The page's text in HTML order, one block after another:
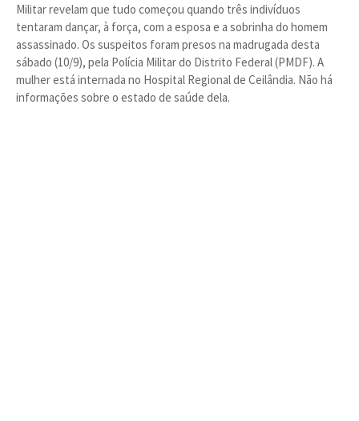
Militar revelam que tudo começou quando três indivíduos
tentaram dançar, à força, com a esposa e a sobrinha do homem
assassinado. Os suspeitos foram presos na madrugada desta
sábado (10/9), pela Polícia Militar do Distrito Federal (PMDF). A
mulher está internada no Hospital Regional de Ceilândia. Não há
informações sobre o estado de saúde dela.